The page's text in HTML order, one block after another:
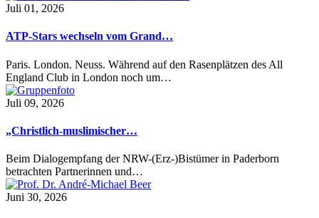
Juli 01, 2026
ATP-Stars wechseln vom Grand…
Paris. London. Neuss. Während auf den Rasenplätzen des All
England Club in London noch um…
Juli 09, 2026
„Christlich-muslimischer…
Beim Dialogempfang der NRW-(Erz-)Bistümer in Paderborn
betrachten Partnerinnen und…
Juni 30, 2026